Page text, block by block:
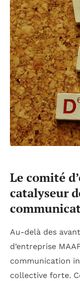
Le comité
catalyseur
Au-delà des
d’entreprise
communication
collective forte.